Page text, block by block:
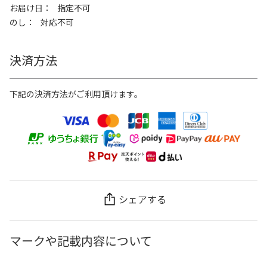
お届け日
指定不可
のし
対応不可
決済方法
下記の決済方法がご利用頂けます。
シェアする
マークや記載内容について